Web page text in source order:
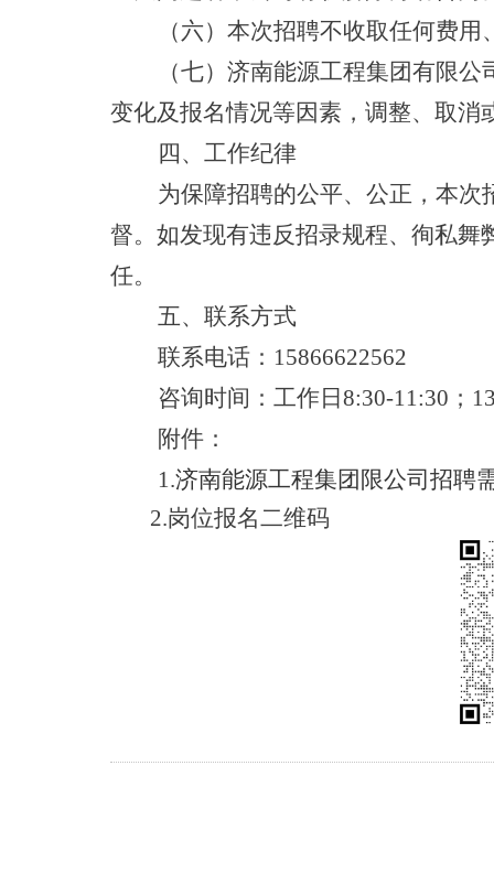
（六）本次招聘不收取任何费
（七）济南能源工程集团有限
变化及报名情况等因素，调整、取消
四、工作纪律
为保障招聘的公平、公正，本
督。如发现有违反招录规程、徇私
任。
五、联系方式
联系电话： 15866622562
咨询时间：工作日 8:30-11:30；
附件：
1.济南能源工程集团限公司招聘
2.岗位报名二维码